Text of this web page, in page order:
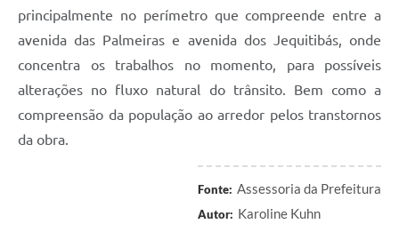
principalmente no perímetro que compreende entre a
avenida das Palmeiras e avenida dos Jequitibás, onde
concentra os trabalhos no momento, para possíveis
alterações no fluxo natural do trânsito. Bem como a
compreensão da população ao arredor pelos transtornos
da obra.
Fonte: Assessoria da Prefeitura
Autor: Karoline Kuhn